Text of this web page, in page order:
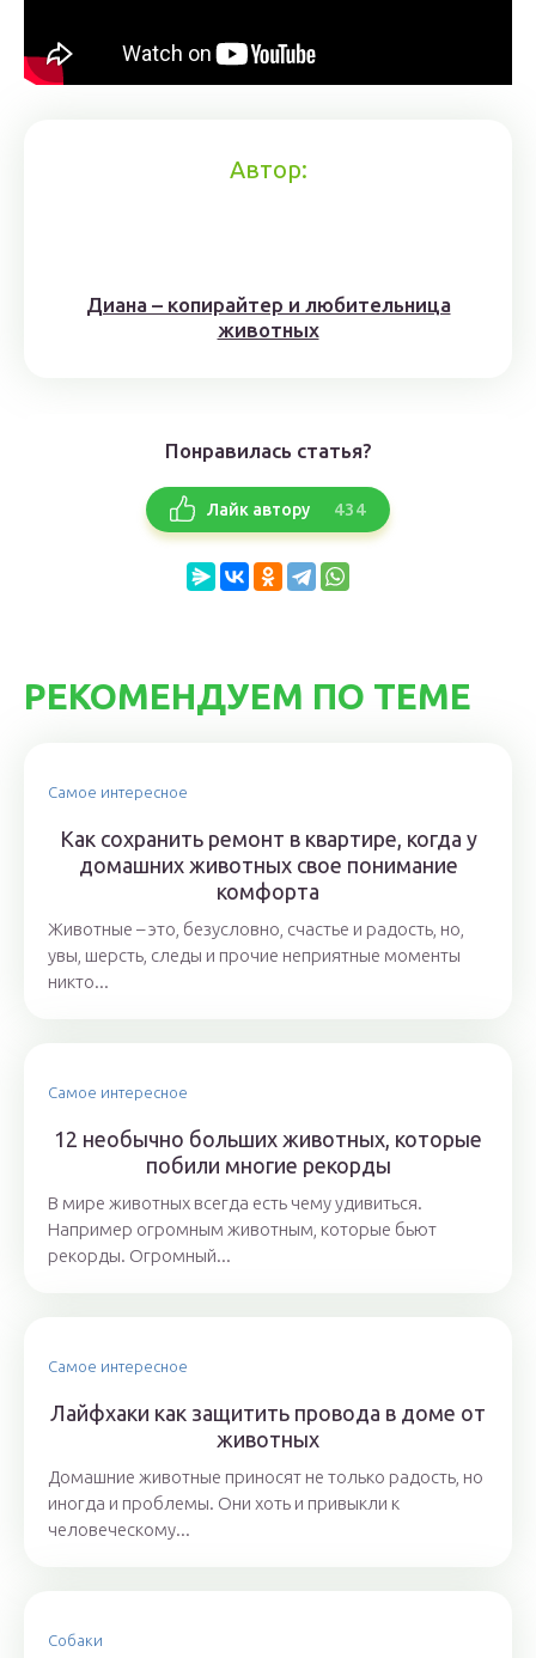
Автор:
Диана – копирайтер и любительница
животных
Понравилась статья?
Лайк автору 434
РЕКОМЕНДУЕМ ПО ТЕМЕ
Самое интересное
Как сохранить ремонт в квартире, когда у
домашних животных свое понимание
комфорта
Животные – это, безусловно, счастье и радость, но,
увы, шерсть, следы и прочие неприятные моменты
никто...
Самое интересное
12 необычно больших животных, которые
побили многие рекорды
В мире животных всегда есть чему удивиться.
Например огромным животным, которые бьют
рекорды. Огромный...
Самое интересное
Лайфхаки как защитить провода в доме от
животных
Домашние животные приносят не только радость, но
иногда и проблемы. Они хоть и привыкли к
человеческому...
Собаки